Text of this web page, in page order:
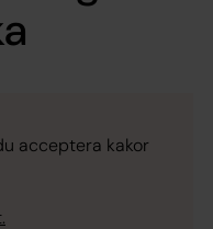
acceptera kakor